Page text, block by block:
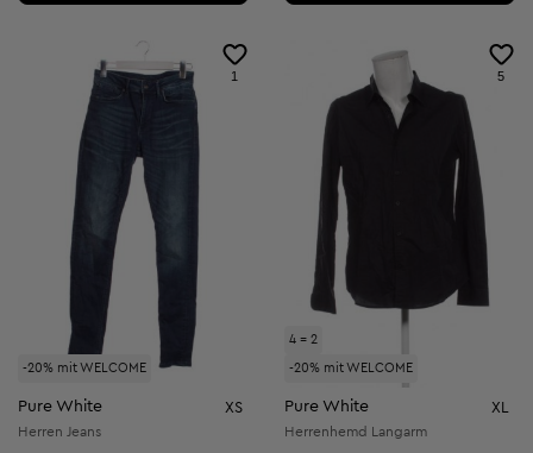
-20% mit WELCOME
1
Pure White XS
Herren Jeans
4 = 2
-20% mit WELCOME
5
Pure White XL
Herrenhemd Langarm